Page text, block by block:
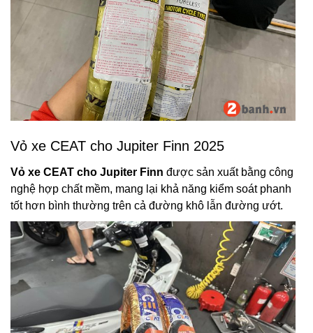
Vỏ xe CEAT cho Jupiter Finn 2025
Vỏ xe CEAT cho Jupiter Finn được sản xuất bằng công
nghệ hợp chất mềm, mang lại khả năng kiểm soát phanh
tốt hơn bình thường trên cả đường khô lẫn đường ướt.